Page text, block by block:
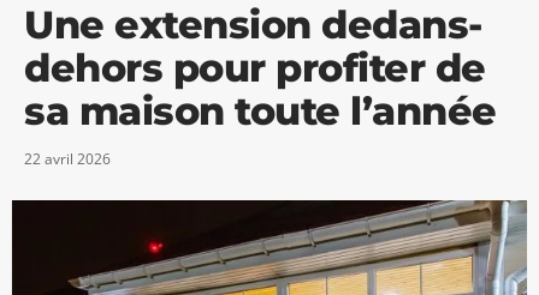
Une extension dedans-
dehors pour profiter de
sa maison toute l’année
22 avril 2026